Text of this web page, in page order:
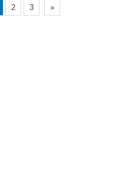
2 3 »